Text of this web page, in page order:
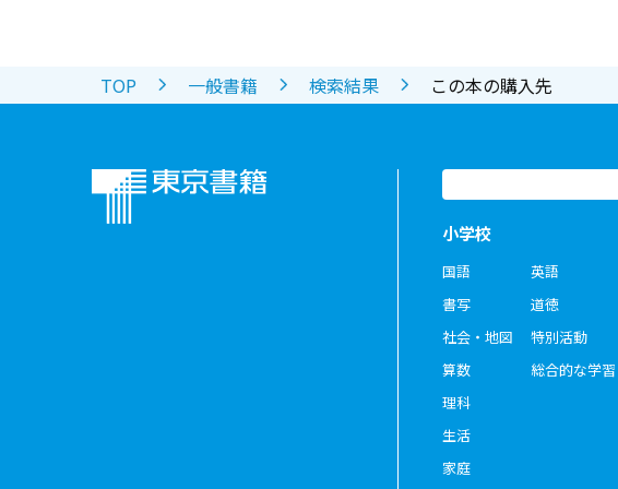
TOP 一般書籍 検索結果 この本の購入先
小学校
国語
書写
社会・地図
算数
理科
生活
家庭
英語
道徳
特別活動
総合的な学習